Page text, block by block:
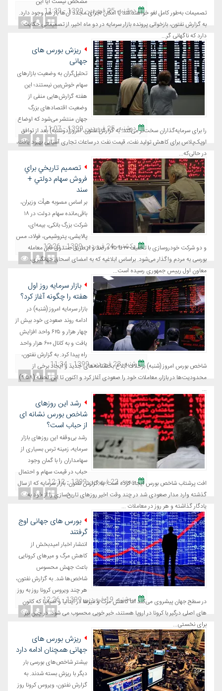
تصمیمات به‌طور کامل لغو خواهند شد یا امکان اجرای مجدد آن‌ها باز هم وجود دارد.
به گزارش نفتون، بازخوانی پرونده بازار سرمایه در دو ماه اخیر، از تصمیماتی حکایت
دارد که ناگهانی گر...
دوشنبه، 25 فروردین 1399 - 11:39
ریزش بورس های
جهانی
تحلیل‌گران به وضعیت بازارهای
سهام خوش‌بین نیستند؛ این
هفته گزارش‌هایی منفی از
وضعیت اقتصادهای بزرگ
جهان منتشر می‌شود که اوضاع
را برای سرمایه‌گذاران سخت‌تر می‌کند. به گزارش نفتون، امروز(دوشنبه) بعد از توافق
اوپک‌پلاس برای کاهش تولید نفت، قیمت نفت در ساعات تجاری آسیایی بهبود یافت،
در حالی‌که...
دوشنبه، 25 فروردین 1399 - 11:07
تصميم تاريخي براي
فروش سهام دولتي +
سند
بر اساس مصوبه هیأت وزیران،
باقی‌مانده سهام دولت در ۱۸
شرکت بزرگ بانکی، بیمه‌ای،
پالایشی، پتروشیمی، فولاد، مس
و دو شرکت خودروسازی با تخفیف ۲۰ تا ۲۵ درصد و از طریق صندوق قابل معامله
بورسی به مردم واگذار می‌شود. براساس ابلاغیه که به امضای اسحاق جهانگیری،
معاون اول رییس جمهوری رسیده است...
یکشنبه، 24 فروردین 1399 - 12:26
بازار سرمایه روز اول
هفته را چگونه آغاز کرد؟
بازار سرمایه امروز (شنبه) در
ادامه روند صعودی خود بیش از
چهار هزار و ۶۲۵ واحد افزایش
یافت و به کانال ۶۰۰ هزار واحد
راه پیدا کرد. به گزارش نفتون،
شاخص بورس امروز (شنبه) برخلاف ابلاغ بخشنامه‌های جدید و ایجاد برخی از
محدودیت‌ها در بازار، معاملات خود را صعودی آغاز کرد و اکنون تا این لحظه (۹:۵۸)
...
شنبه، 23 فروردین 1399 - 11:34
رشد این روزهای
شاخص بورس نشانه ای
از حباب است؟
رشد بی‌وقفه این روزهای بازار
سرمایه، زمینه ترس بسیاری از
سهامداران را با گمان وجود
حباب در قیمت سهام و احتمال
افت پرشتاب شاخص بورس ایجاد کرده است. به گزارش نفتون، بازار سرمایه که از سال
گذشته وارد مدار صعودی شد در چند وقت اخیر روزهای تاریخ‌سازی را از خود به
یادگار گذاشته و هر روز در معاملات ...
جمعه، 22 فروردین 1399 - 12:12
بورس های جهانی اوج
گرفتند
انتشار اخبار امیدبخش از
کاهش مرگ و میرهای کرونایی
باعث جهش محسوس
شاخص‌ها شد. به گزارش نفتون،
هر چند ویروس کرونا روز به روز
در سطح جهان پیشروی می‌کند اما کاهش مرگ و میرها در ایتالیا و اسپانیا که کانون
های اصلی درگیر با کرونا در اروپا هستند، خبر خوبی محسوب می شود. در چین نیز
برای نخستی...
ﺳﻪشنبه، 19 فروردین 1399 - 12:26
ریزش بورس های
جهانی همچنان ادامه دارد
بیشتر شاخص‌های بورسی بار
دیگر با ریزش بسته شدند. به
گزارش نفتون، ویروس کرونا روز